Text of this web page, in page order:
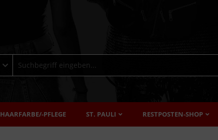
HAARFARBE/-PFLEGE ST. PAULI RESTPOSTEN-SHOP